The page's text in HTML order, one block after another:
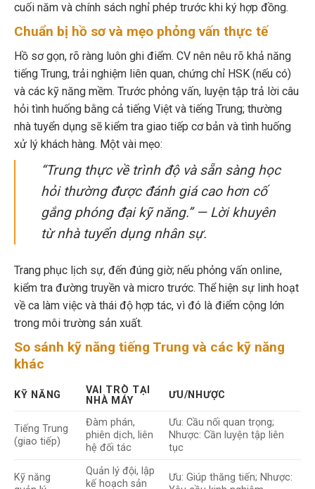
cuối năm và chính sách nghỉ phép trước khi ký hợp đồng.
Chuẩn bị hồ sơ và mẹo phỏng vấn thực tế
Hồ sơ gọn, rõ ràng luôn ghi điểm. CV nên nêu rõ khả năng
tiếng Trung, trải nghiệm liên quan, chứng chỉ HSK (nếu có)
và các kỹ năng mềm. Trước phỏng vấn, luyện tập trả lời câu
hỏi tình huống bằng cả tiếng Việt và tiếng Trung; thường
nhà tuyển dụng sẽ kiểm tra giao tiếp cơ bản và tình huống
xử lý khách hàng. Một vài mẹo:
“Trung thực về trình độ và sẵn sàng học
hỏi thường được đánh giá cao hơn cố
gắng phóng đại kỹ năng.” — Lời khuyên
từ nhà tuyển dụng nhân sự.
Trang phục lịch sự, đến đúng giờ; nếu phỏng vấn online,
kiểm tra đường truyền và micro trước. Thể hiện sự linh hoạt
về ca làm việc và thái độ hợp tác, vì đó là điểm cộng lớn
trong môi trường sản xuất.
So sánh kỹ năng tiếng Trung và các kỹ năng
khác
KỸ NĂNG
VAI TRÒ TẠI
NHÀ MÁY
ƯU/NHƯỢC
Tiếng Trung
(giao tiếp)
Đàm phán,
phiên dịch, liên
hệ đối tác
Ưu: Cầu nối quan trọng;
Nhược: Cần luyện tập liên
tục
Kỹ năng
Quản lý đội, lập
kế hoạch sản
Ưu: Giúp thăng tiến; Nhược: